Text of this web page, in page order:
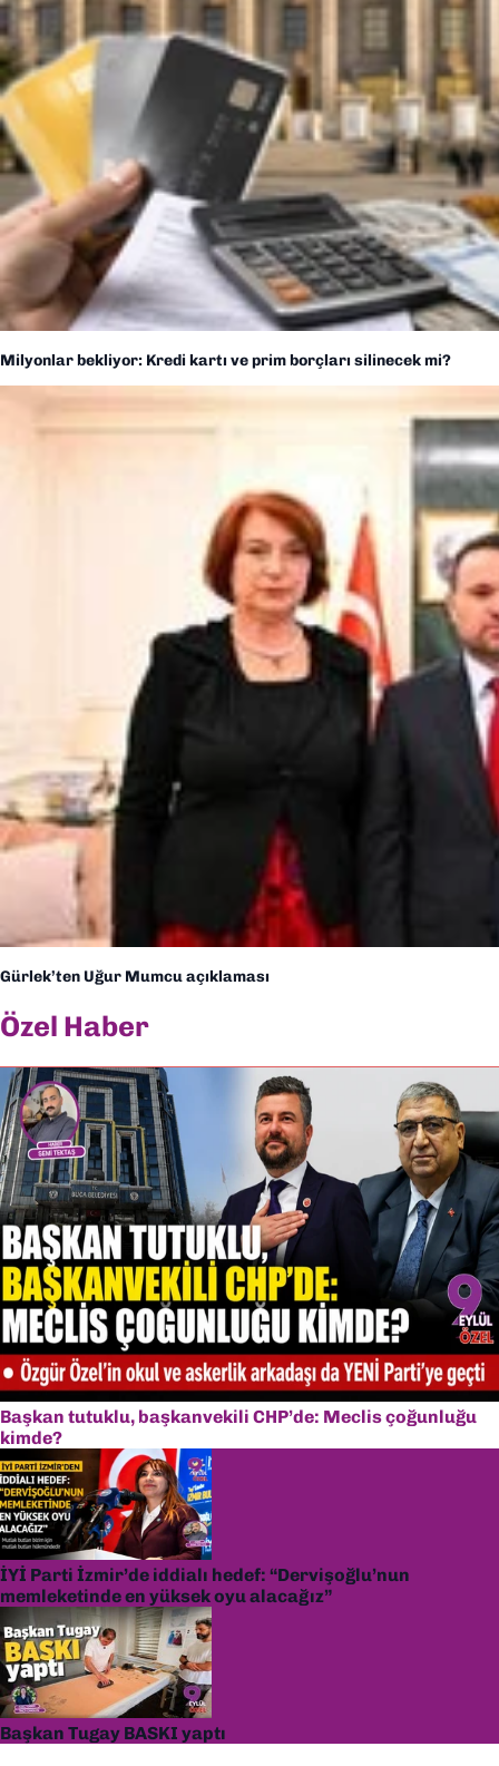
Milyonlar bekliyor: Kredi kartı ve prim borçları silinecek mi?
Gürlek’ten Uğur Mumcu açıklaması
Özel Haber
Başkan tutuklu, başkanvekili CHP’de: Meclis çoğunluğu
kimde?
İYİ Parti İzmir’de iddialı hedef: “Dervişoğlu’nun
memleketinde en yüksek oyu alacağız”
Başkan Tugay BASKI yaptı